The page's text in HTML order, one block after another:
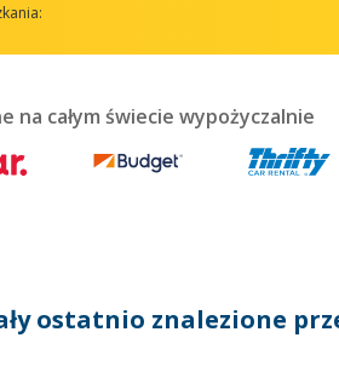
na całym świecie wypożyczalnie
ostatnio znalezione